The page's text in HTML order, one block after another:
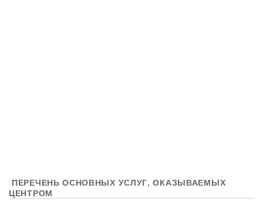
ПЕРЕЧЕНЬ ОСНОВНЫХ УСЛУГ, ОКАЗЫВАЕМЫХ
ЦЕНТРОМ